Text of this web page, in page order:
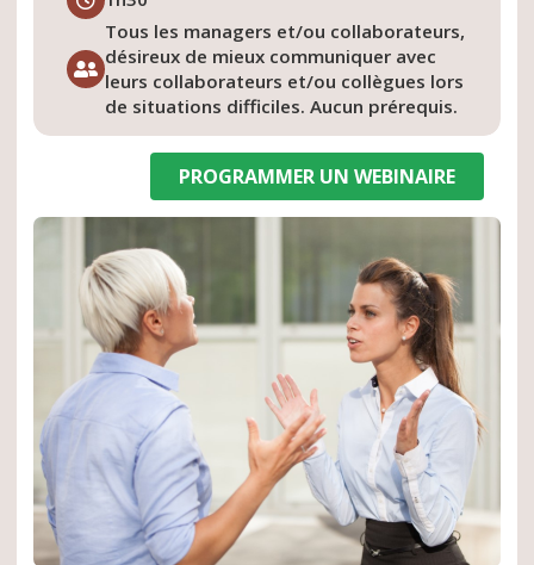
Tous les managers et/ou collaborateurs,
désireux de mieux communiquer avec
leurs collaborateurs et/ou collègues lors
de situations difficiles. Aucun prérequis.
PROGRAMMER UN WEBINAIRE